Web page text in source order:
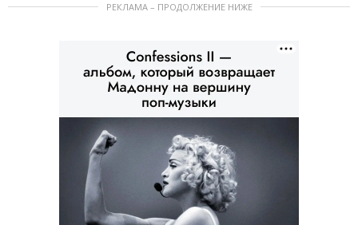
РЕКЛАМА – ПРОДОЛЖЕНИЕ НИЖЕ